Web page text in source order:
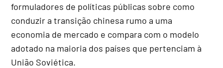
formuladores de políticas públicas sobre como
conduzir a transição chinesa rumo a uma
economia de mercado e compara com o modelo
adotado na maioria dos países que pertenciam à
União Soviética.